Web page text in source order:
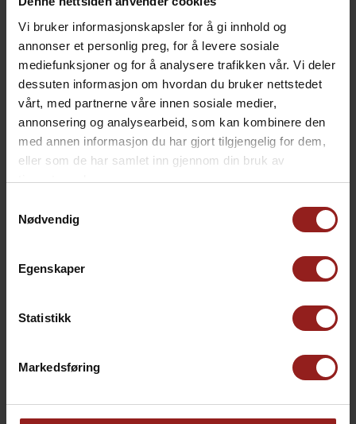
Vi bruker informasjonskapsler for å gi innhold og
annonser et personlig preg, for å levere sosiale
mediefunksjoner og for å analysere trafikken vår. Vi deler
dessuten informasjon om hvordan du bruker nettstedet
vårt, med partnerne våre innen sosiale medier,
annonsering og analysearbeid, som kan kombinere den
med annen informasjon du har gjort tilgjengelig for dem,
eller som de har samlet inn gjennom din bruk av
tjenestene deres.
Nødvendig
Egenskaper
Statistikk
Markedsføring
Julekort C + 15,00